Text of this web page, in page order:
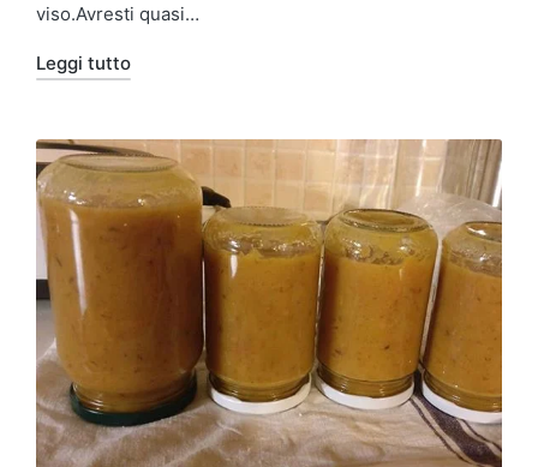
viso.Avresti quasi…
Leggi tutto